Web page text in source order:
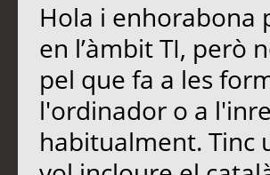
Hola i enhorabona
en l’àmbit TI, però
pel que fa a les
l'ordinador o a
habitualment. Tinc